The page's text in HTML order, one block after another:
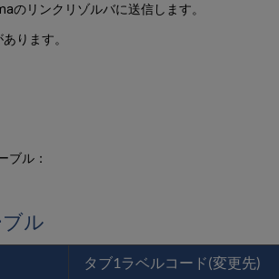
に
のリンクリゾルバに送信します。
ります。
ブル：
ル
タブ1ラベルコード(変更先)